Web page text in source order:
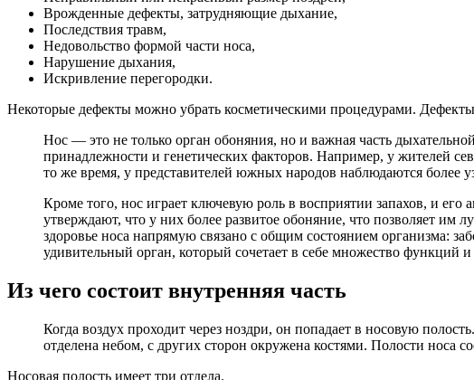
Врожденные дефекты, затрудняющие дыхание,
Последствия травм,
Недовольство формой части носа,
Нарушение дыхания,
Искривление перегородки.
Некоторые дефекты можно убрать косметическими процедурами.
Нос — это не только орган обоняния, но и важная часть
принадлежности и генетических факторов. Например, у жителей
то же время, у представителей южных народов наблюдаются более
Кроме того, нос играет ключевую роль в восприятии запахов, и
утверждают, что у них более развитое обоняние, что позволяет им
здоровье носа напрямую связано с общим состоянием организма:
удивительный орган, который сочетает в себе множество
Из чего состоит внутренняя часть
Когда воздух проходит через ноздри, он попадает в носовую
отделена небом, с других сторон окружена костями. Полости носа
Носовая полость имеет три отдела.